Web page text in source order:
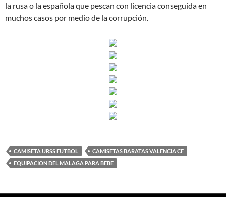
la rusa o la española que pescan con licencia conseguida en
muchos casos por medio de la corrupción.
CAMISETA URSS FUTBOL
CAMISETAS BARATAS VALENCIA CF
EQUIPACION DEL MALAGA PARA BEBE